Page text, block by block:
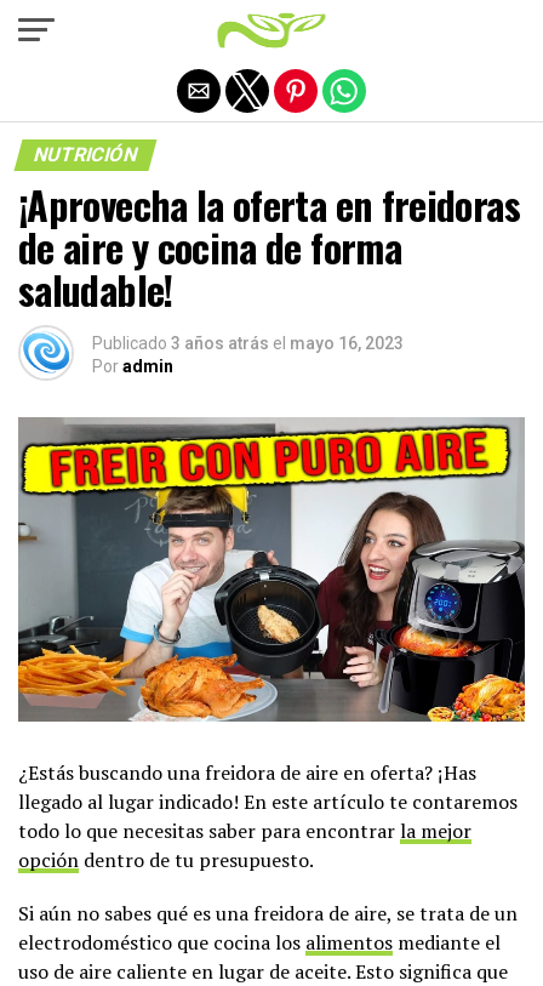
NUTRICIÓN
¡Aprovecha la oferta en freidoras
de aire y cocina de forma
saludable!
Publicado 3 años atrás el mayo 16, 2023
Poradmin
¿Estás buscando una freidora de aire en oferta? ¡Has
llegado al lugar indicado! En este artículo te contaremos
todo lo que necesitas saber para encontrarla mejor
opción dentro de tu presupuesto.
Si aún no sabes qué es una freidora de aire, se trata de un
electrodoméstico que cocina los alimentos mediante el
uso de aire caliente en lugar de aceite. Esto significa que
Salir de la versión móvil